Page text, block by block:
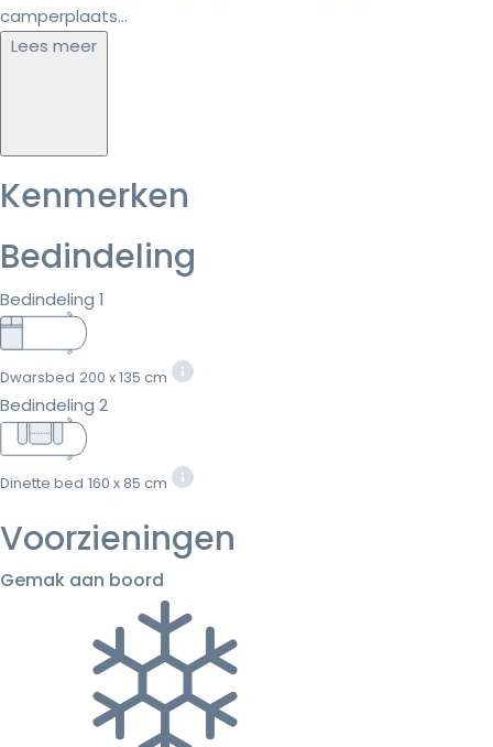
camperplaats...
Lees meer
Kenmerken
Bedindeling
Bedindeling 1
Dwarsbed 200 x 135 cm
Bedindeling 2
Dinette bed 160 x 85 cm
Voorzieningen
Gemak aan boord